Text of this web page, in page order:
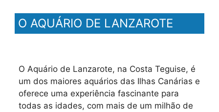
O AQUÁRIO DE LANZAROTE
O Aquário de Lanzarote, na Costa Teguise, é
um dos maiores aquários das Ilhas Canárias e
oferece uma experiência fascinante para
todas as idades, com mais de um milhão de